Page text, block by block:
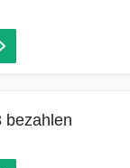
bezahlen